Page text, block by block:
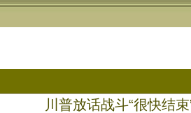
川普放话战斗“很快结